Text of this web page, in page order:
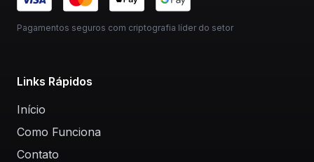
Pagamentos seguros com criptografia líder do setor
Links Rápidos
Início
Como Funciona
Contato